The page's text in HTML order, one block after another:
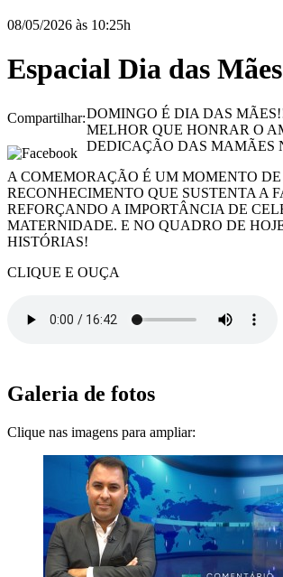
08/05/2026 às 10:25h
Espacial Dia das Mães
Compartilhar:DOMINGO É DIA DAS
MELHOR QUE HONRAR O
DEDICAÇÃO DAS MAMÃES
A COMEMORAÇÃO É UM MOMENTO
RECONHECIMENTO QUE SUSTENTA A
REFORÇANDO A IMPORTÂNCIA DE
MATERNIDADE. E NO QUADRO DE
HISTÓRIAS!
CLIQUE E OUÇA
Galeria de fotos
Clique nas imagens para ampliar: